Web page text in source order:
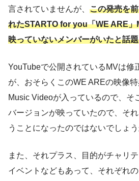
言されていませんが、 この発売を
れたSTARTO for you「WE ARE
映っていないメンバーがいたと話
YouTubeで公開されているMVは修
が、おそらくこのWE AREの映像特
Music Videoが入っているので、そ
バージョンが映っていたので、そ
うことになったのではないでしょう
また、それプラス、目的がチャリ
イベントなどもあって、それぞれ